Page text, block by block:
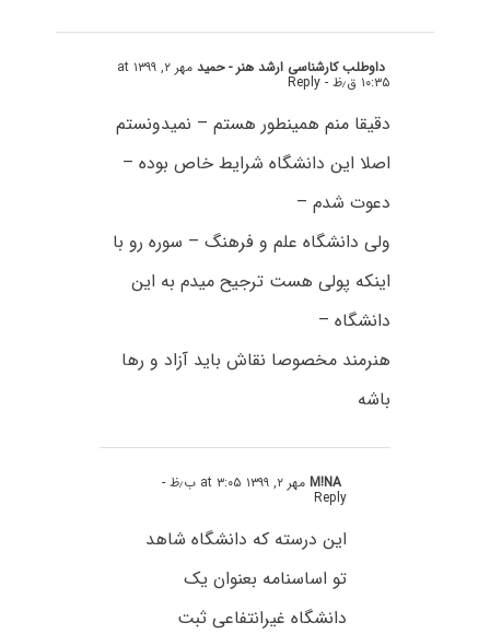
داوطلب کارشناسی ارشد هنر - حمید مهر ۲, ۱۳۹۹ at
۱۰:۳۵ ق٫ظ - Reply
دقیقا منم همینطور هستم – نمیدونستم
اصلا این دانشگاه شرایط خاص بوده –
دعوت شدم –
ولی دانشگاه علم و فرهنگ – سوره رو با
اینکه پولی هست ترجیح میدم به این
دانشگاه –
هنرمند مخصوصا نقاش باید آزاد و رها
باشه
M!NAمهر ۲, ۱۳۹۹ at ۳:۰۵ ب٫ظ -
Reply
این درسته که دانشگاه شاهد
تو اساسنامه بعنوان یک
دانشگاه غیرانتفاعی ثبت